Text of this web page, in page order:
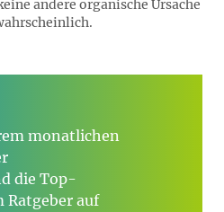
andere organische Ursache
monatlichen
die Top-
Ratgeber auf